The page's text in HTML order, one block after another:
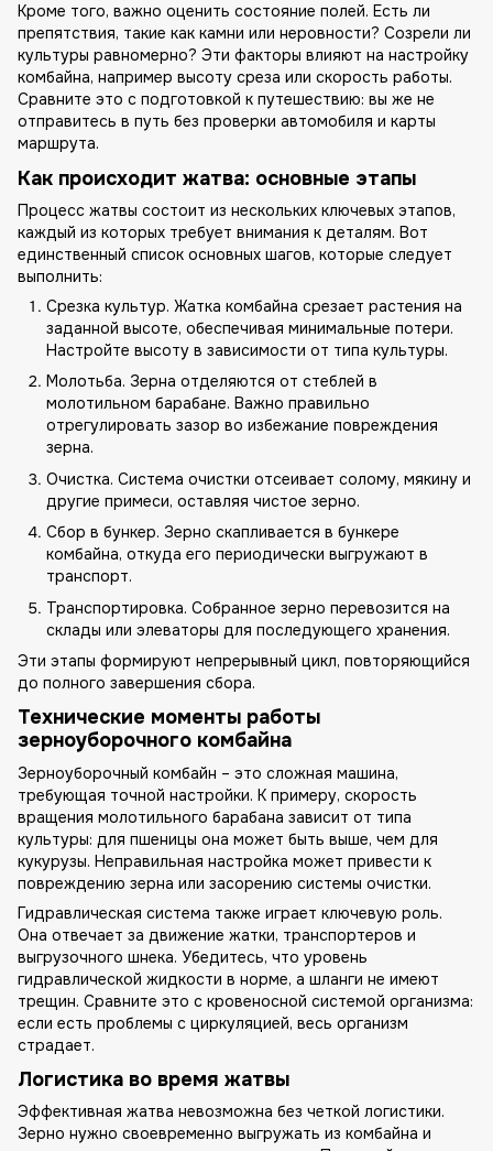
Кроме того, важно оценить состояние полей. Есть ли
препятствия, такие как камни или неровности? Созрели ли
культуры равномерно? Эти факторы влияют на настройку
комбайна, например высоту среза или скорость работы.
Сравните это с подготовкой к путешествию: вы же не
отправитесь в путь без проверки автомобиля и карты
маршрута.
Как происходит жатва: основные этапы
Процесс жатвы состоит из нескольких ключевых этапов,
каждый из которых требует внимания к деталям. Вот
единственный список основных шагов, которые следует
выполнить:
Срезка культур. Жатка комбайна срезает растения на
заданной высоте, обеспечивая минимальные потери.
Настройте высоту в зависимости от типа культуры.
Молотьба. Зерна отделяются от стеблей в
молотильном барабане. Важно правильно
отрегулировать зазор во избежание повреждения
зерна.
Очистка. Система очистки отсеивает солому, мякину и
другие примеси, оставляя чистое зерно.
Сбор в бункер. Зерно скапливается в бункере
комбайна, откуда его периодически выгружают в
транспорт.
Транспортировка. Собранное зерно перевозится на
склады или элеваторы для последующего хранения.
Эти этапы формируют непрерывный цикл, повторяющийся
до полного завершения сбора.
Технические моменты работы
зерноуборочного комбайна
Зерноуборочный комбайн – это сложная машина,
требующая точной настройки. К примеру, скорость
вращения молотильного барабана зависит от типа
культуры: для пшеницы она может быть выше, чем для
кукурузы. Неправильная настройка может привести к
повреждению зерна или засорению системы очистки.
Гидравлическая система также играет ключевую роль.
Она отвечает за движение жатки, транспортеров и
выгрузочного шнека. Убедитесь, что уровень
гидравлической жидкости в норме, а шланги не имеют
трещин. Сравните это с кровеносной системой организма:
если есть проблемы с циркуляцией, весь организм
страдает.
Логистика во время жатвы
Эффективная жатва невозможна без четкой логистики.
Зерно нужно своевременно выгружать из комбайна и